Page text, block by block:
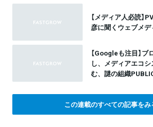
【メディア人必読】
彦に聞くウェブメ
【Googleも注目】
し、メディアエコ
む、謎の組織
この連載のすべての記事をみ